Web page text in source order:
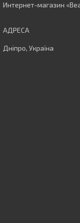
Интернет-магазин
Дніпро, Україна